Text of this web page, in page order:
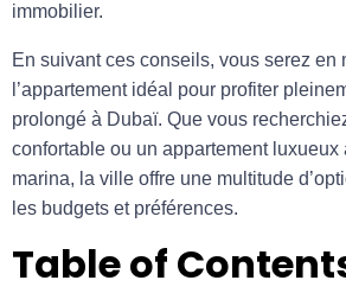
immobilier.
En suivant ces conseils, vous serez en
l’appartement idéal pour profiter
prolongé à Dubaï. Que vous
confortable ou un appartement luxueux
marina, la ville offre une multitude
les budgets et préférences.
Table of